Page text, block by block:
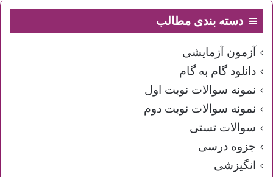
دسته بندی مطالب
آزمون آزمایشی
دانلود گام به گام
نمونه سوالات نوبت اول
نمونه سوالات نوبت دوم
سوالات تستی
جزوه درسی
انگیزشی